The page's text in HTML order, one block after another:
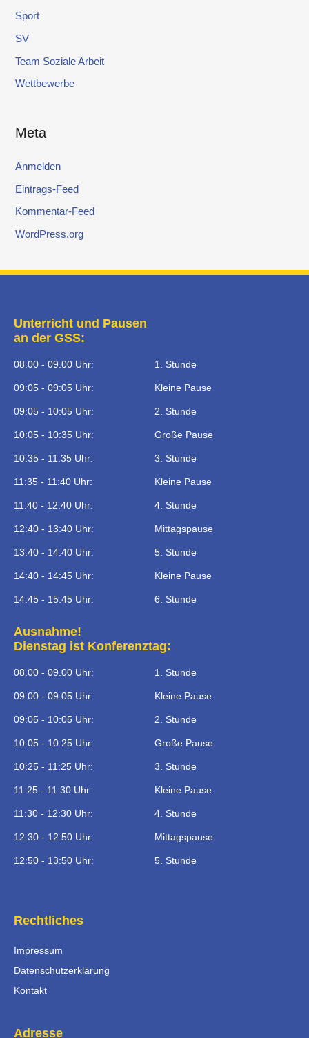
Sport
SV
Team Soziale Arbeit
Wettbewerbe
Meta
Anmelden
Eintrags-Feed
Kommentar-Feed
WordPress.org
Unterricht und Pausen
an der GSS:
08.00 - 09.00 Uhr: 1. Stunde
09:05 - 09:05 Uhr: Kleine Pause
09:05 - 10:05 Uhr: 2. Stunde
10:05 - 10:35 Uhr: Große Pause
10:35 - 11:35 Uhr: 3. Stunde
11:35 - 11:40 Uhr: Kleine Pause
11:40 - 12:40 Uhr: 4. Stunde
12:40 - 13:40 Uhr: Mittagspause
13:40 - 14:40 Uhr: 5. Stunde
14:40 - 14:45 Uhr: Kleine Pause
14:45 - 15:45 Uhr: 6. Stunde
Ausnahme!
Dienstag ist Konferenztag:
08.00 - 09.00 Uhr: 1. Stunde
09:00 - 09:05 Uhr: Kleine Pause
09:05 - 10:05 Uhr: 2. Stunde
10:05 - 10:25 Uhr: Große Pause
10:25 - 11:25 Uhr: 3. Stunde
11:25 - 11:30 Uhr: Kleine Pause
11:30 - 12:30 Uhr: 4. Stunde
12:30 - 12:50 Uhr: Mittagspause
12:50 - 13:50 Uhr: 5. Stunde
Rechtliches
Impressum
Datenschutzerklärung
Kontakt
Adresse